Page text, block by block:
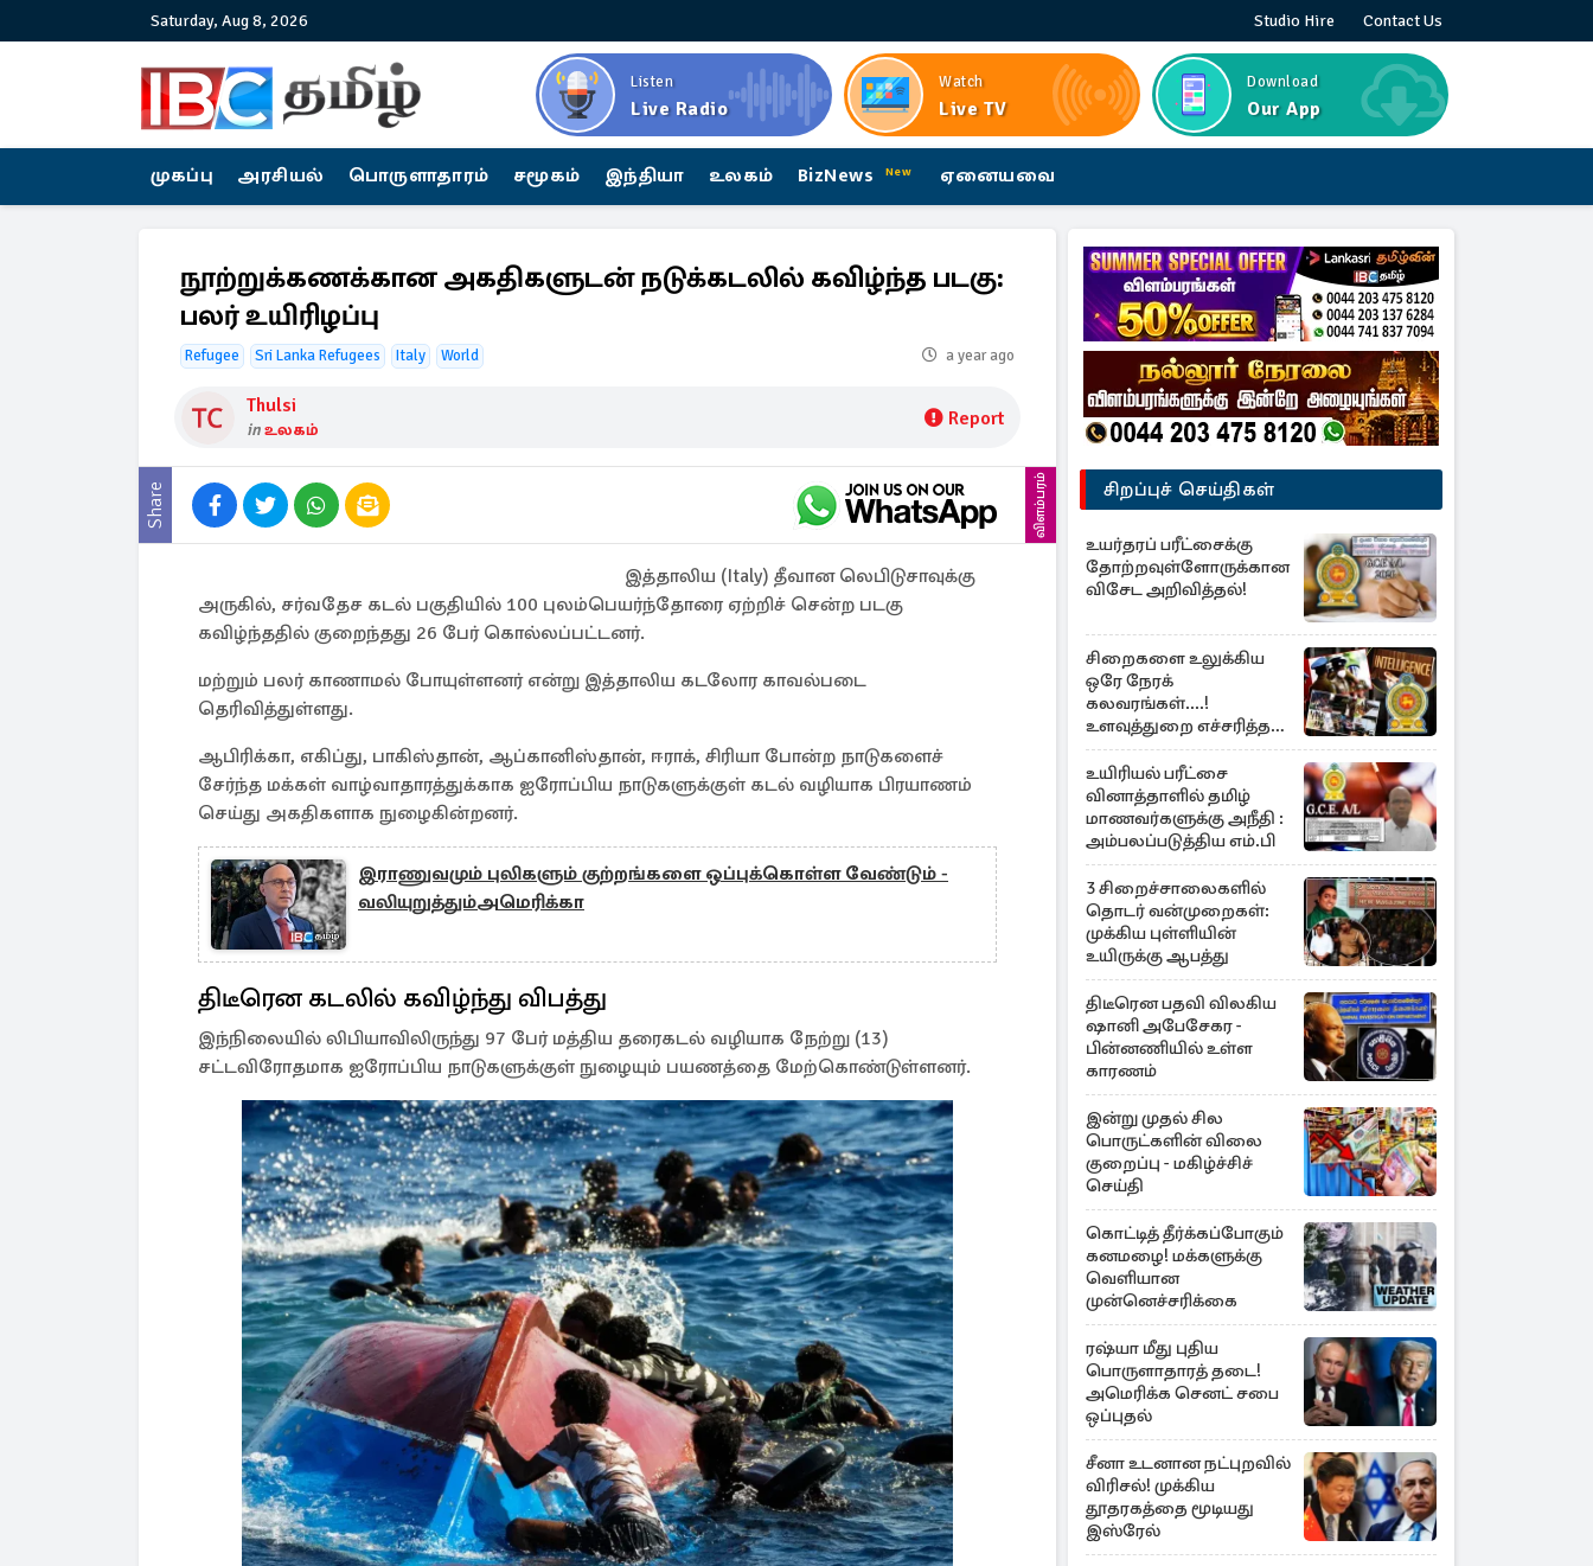
Saturday, Aug 8, 2026 Studio Hire Contact Us
Listen
Live Radio
Watch
Live TV
Download
Our App
முகப்பு அரசியல் பொருளாதாரம் சமூகம் இந்தியா உலகம் BizNews New ஏனையவை
நூற்றுக்கணக்கான அகதிகளுடன் நடுக்கடலில் கவிழ்ந்த படகு:
பலர் உயிரிழப்பு
Refugee Sri Lanka Refugees Italy World a year ago
Thulsi
inஉலகம் Report
Share விளம்பரம்
இத்தாலிய (Italy) தீவான லெபிடுசாவுக்கு
அருகில், சர்வதேச கடல் பகுதியில் 100 புலம்பெயர்ந்தோரை ஏற்றிச் சென்ற படகு
கவிழ்ந்ததில் குறைந்தது 26 பேர் கொல்லப்பட்டனர்.
மற்றும் பலர் காணாமல் போயுள்ளனர் என்று இத்தாலிய கடலோர காவல்படை
தெரிவித்துள்ளது.
ஆபிரிக்கா, எகிப்து, பாகிஸ்தான், ஆப்கானிஸ்தான், ஈராக், சிரியா போன்ற நாடுகளைச்
சேர்ந்த மக்கள் வாழ்வாதாரத்துக்காக ஐரோப்பிய நாடுகளுக்குள் கடல் வழியாக பிரயாணம்
செய்து அகதிகளாக நுழைகின்றனர்.
இராணுவமும் புலிகளும் குற்றங்களை ஒப்புக்கொள்ள வேண்டும் -
வலியுறுத்தும்அமெரிக்கா
திடீரென கடலில் கவிழ்ந்து விபத்து
இந்நிலையில் லிபியாவிலிருந்து 97 பேர் மத்திய தரைகடல் வழியாக நேற்று (13)
சட்டவிரோதமாக ஐரோப்பிய நாடுகளுக்குள் நுழையும் பயணத்தை மேற்கொண்டுள்ளனர்.
சிறப்புச் செய்திகள்
உயர்தரப் பரீட்சைக்கு
தோற்றவுள்ளோருக்கான
விசேட அறிவித்தல்!
சிறைகளை உலுக்கிய
ஒரே நேரக்
கலவரங்கள்....!
உளவுத்துறை எச்சரித்த
பாரிய சதி அம்பலம்
உயிரியல் பரீட்சை
வினாத்தாளில் தமிழ்
மாணவர்களுக்கு அநீதி :
அம்பலப்படுத்திய எம்.பி
3 சிறைச்சாலைகளில்
தொடர் வன்முறைகள்:
முக்கிய புள்ளியின்
உயிருக்கு ஆபத்து
திடீரென பதவி விலகிய
ஷானி அபேசேகர -
பின்னணியில் உள்ள
காரணம்
இன்று முதல் சில
பொருட்களின் விலை
குறைப்பு - மகிழ்ச்சிச்
செய்தி
கொட்டித் தீர்க்கப்போகும்
கனமழை! மக்களுக்கு
வெளியான
முன்னெச்சரிக்கை
ரஷ்யா மீது புதிய
பொருளாதாரத் தடை!
அமெரிக்க செனட் சபை
ஒப்புதல்
சீனா உடனான நட்புறவில்
விரிசல்! முக்கிய
தூதரகத்தை மூடியது
இஸ்ரேல்